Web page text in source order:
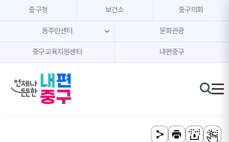
본문 내용 바로가기
주메뉴 바로가기
중구청 보건소 중구의회
동주민센터 문화관광
중구교육지원센터 내편중구